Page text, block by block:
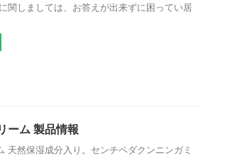
関しましては、お答えが出来ずに困ってい居
ーム 製品情報
天然保湿成分入り。センチペダクンニンガミ